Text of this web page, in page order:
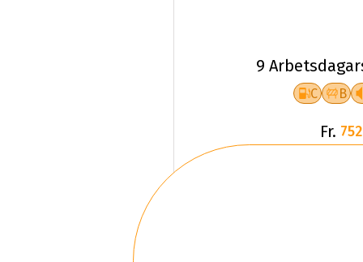
9
C B
Fr.